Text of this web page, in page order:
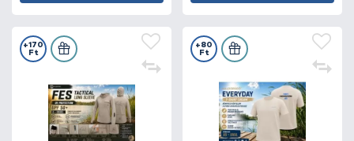
+170
Ft
+80
Ft